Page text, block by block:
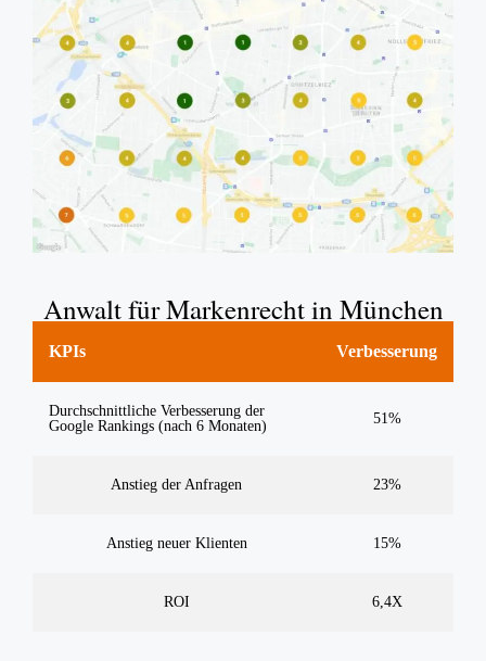
Anwalt für Markenrecht in München
KPIs Verbesserung
Durchschnittliche Verbesserung der
Google Rankings (nach 6 Monaten)
51%
Anstieg der Anfragen 23%
Anstieg neuer Klienten 15%
ROI 6,4X